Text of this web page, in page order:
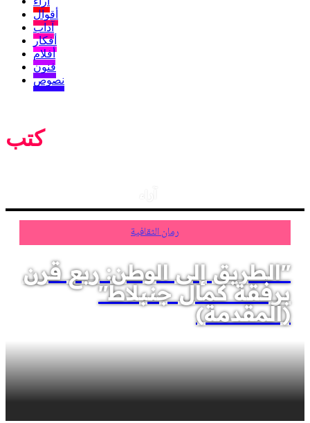
أقوال
آداب
أفكار
أفلام
فنون
نصوص
كتب
رمان الثقافية
"الطريق إلى الوطن: ربع قرن
برفقة كمال جنبلاط"
(المقدمة)